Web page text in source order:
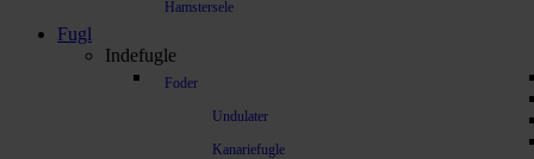
Hamstersele
Fugl
Indefugle
Foder
Undulater
Kanariefugle